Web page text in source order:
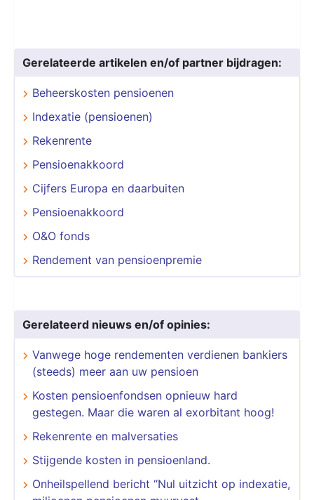
Gerelateerde artikelen en/of partner bijdragen:
Beheerskosten pensioenen
Indexatie (pensioenen)
Rekenrente
Pensioenakkoord
Cijfers Europa en daarbuiten
Pensioenakkoord
O&O fonds
Rendement van pensioenpremie
Gerelateerd nieuws en/of opinies:
Vanwege hoge rendementen verdienen bankiers
(steeds) meer aan uw pensioen
Kosten pensioenfondsen opnieuw hard
gestegen. Maar die waren al exorbitant hoog!
Rekenrente en malversaties
Stijgende kosten in pensioenland.
Onheilspellend bericht “Nul uitzicht op indexatie,